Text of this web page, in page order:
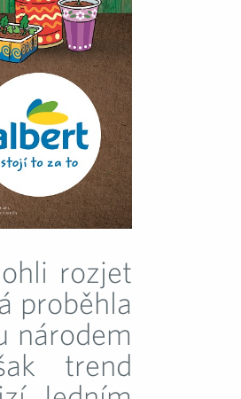
rozjet
proběhla
národem
trend